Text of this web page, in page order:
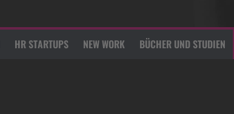
HR STARTUPS NEW WORK BÜCHER UND STUDIEN